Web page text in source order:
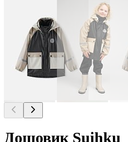
Дощовик Suihku